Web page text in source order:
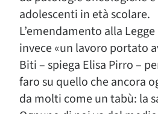
adolescenti in età scolare.
L’emendamento alla
invece «un lavoro portato
Biti – spiega Elisa Pirro –
faro su quello che ancora
da molti come un tabù: la